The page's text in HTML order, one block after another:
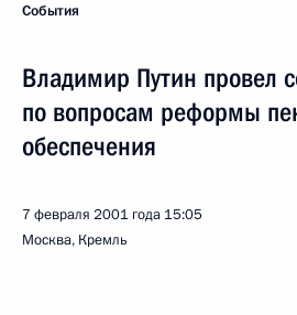
События
Владимир Путин провел
по вопросам реформы
обеспечения
7 февраля 2001 года 15:05
Москва, Кремль